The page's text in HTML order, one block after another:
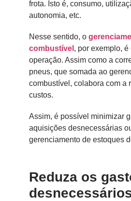
frota. Isto é, consumo,
autonomia, etc.
Nesse sentido, o
combustível , por exemplo,
operação. Assim como a
pneus, que somada ao
combustível, colabora com a
custos.
Assim, é possível minimizar
aquisições desnecessárias
gerenciamento de estoques
Reduza os